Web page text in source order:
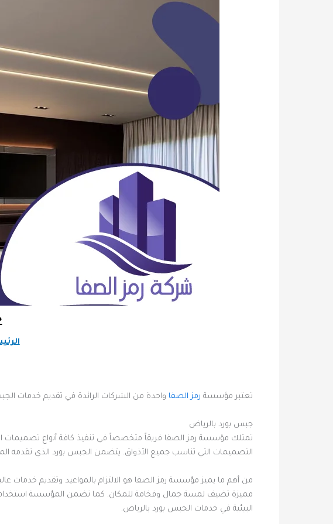
تعتبر مؤسسة رمز الصفا واحدة من الشركات الرائدة في تقديم خدمات
جبس بورد بالرياض
تمتلك مؤسسة رمز الصفا فريقاً متخصصاً في تنفيذ كافة أنواع تصميمات
التصميمات التي تناسب جميع الأذواق. يتضمن الجبس بورد الذي تقدمه
من أهم ما يميز مؤسسة رمز الصفا هو الالتزام بالمواعيد وتقديم
مميزة تضيف لمسة جمال وفخامة للمكان. كما تضمن المؤسسة استخدام
البيئية في خدمات الجبس بورد بالرياض.